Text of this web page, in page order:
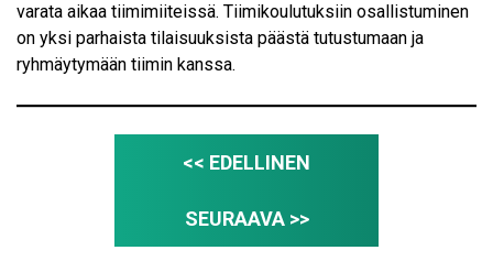
varata aikaa tiimimiiteissä. Tiimikoulutuksiin osallistuminen
on yksi parhaista tilaisuuksista päästä tutustumaan ja
ryhmäytymään tiimin kanssa.
<< EDELLINEN
SEURAAVA >>